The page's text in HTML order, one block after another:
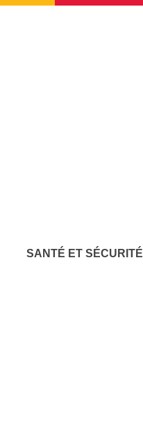
SANTÉ ET SÉCURITÉ